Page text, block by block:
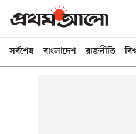
সর্বশেষ বাংলাদেশ রাজনীতি